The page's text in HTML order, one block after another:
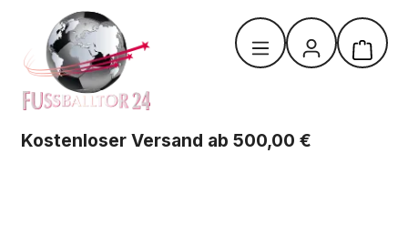
Zum Hauptinhalt springen
Kostenloser Versand ab 500,00 €